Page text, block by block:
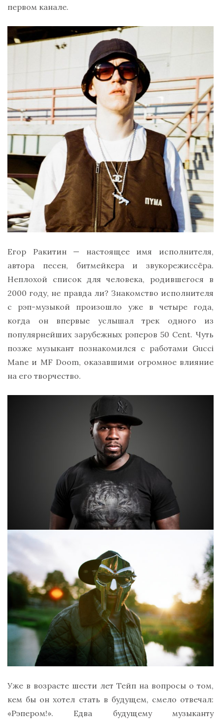
первом канале.
Егор Ракитин — настоящее имя исполнителя,
автора песен, битмейкера и звукорежиссёра.
Неплохой список для человека, родившегося в
2000 году, не правда ли? Знакомство исполнителя
с рэп-музыкой произошло уже в четыре года,
когда он впервые услышал трек одного из
популярнейших зарубежных рэперов 50 Cent. Чуть
позже музыкант познакомился с работами Gucci
Mane и MF Doom, оказавшими огромное влияние
на его творчество.
Уже в возрасте шести лет Тейп на вопросы о том,
кем бы он хотел стать в будущем, смело отвечал:
«Рэпером!». Едва будущему музыканту